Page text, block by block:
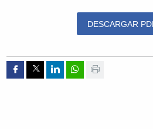
DESCARGAR
Compartir por Facebook
Compartir por Twitter
Compartir por Linkedin
Compartir por
Imprimir